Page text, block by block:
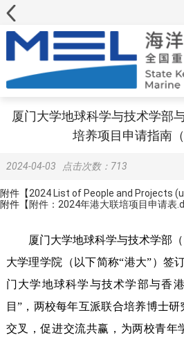
厦门大学地球科学与技术学部
培养项目申请指南（
2024-04-03 点击次数： 713
附件【2024 List of People and Projects
附件【 附件：2024年港大联培项目申请表
厦门大学地球科学与技术学部
大学理学院（以下简称“港大”）签
门大学地球科学与技术学部与香
目”，两校每年互派联合培养博士
交叉，促进交流共赢，为两校青年